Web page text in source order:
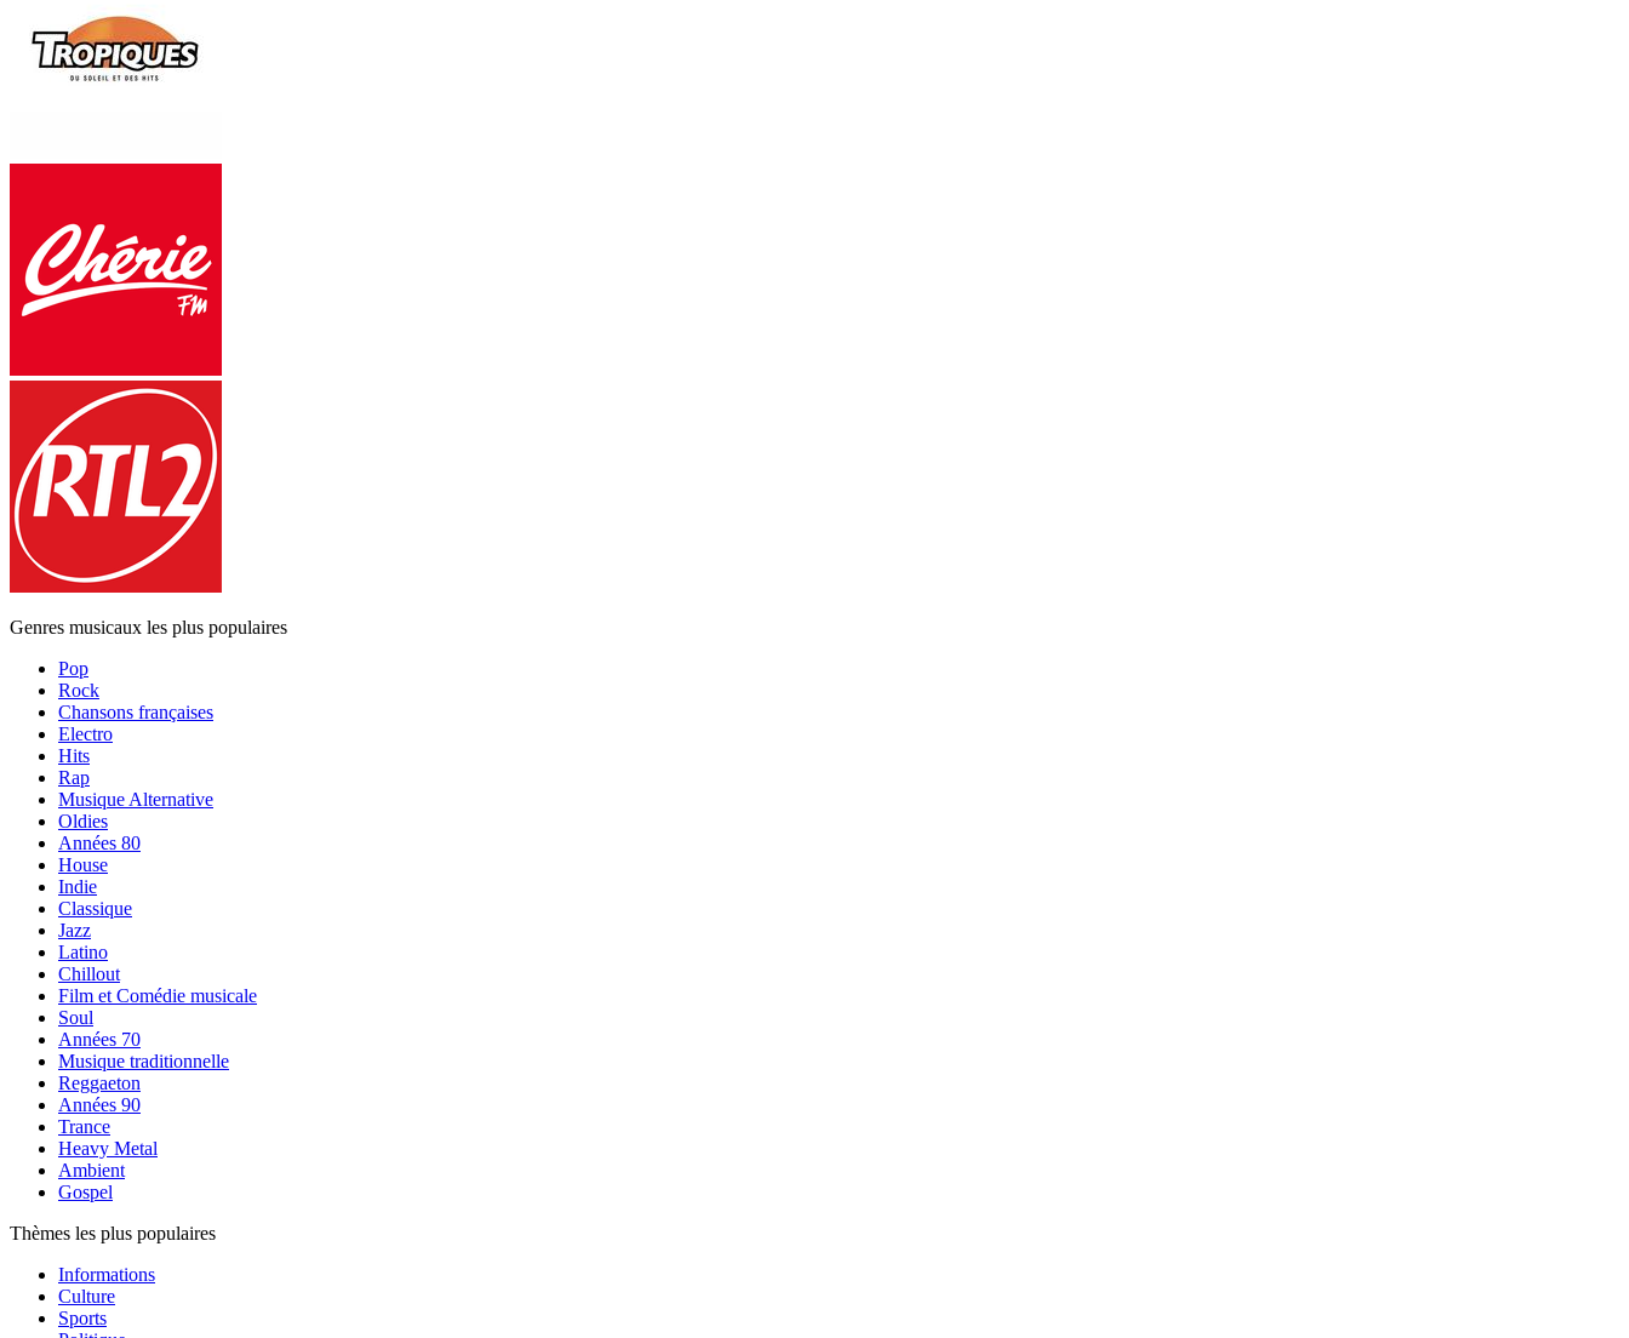
Genres musicaux les plus populaires
Pop
Rock
Chansons françaises
Electro
Hits
Rap
Musique Alternative
Oldies
Années 80
House
Indie
Classique
Jazz
Latino
Chillout
Film et Comédie musicale
Soul
Années 70
Musique traditionnelle
Reggaeton
Années 90
Trance
Heavy Metal
Ambient
Gospel
Thèmes les plus populaires
Informations
Culture
Sports